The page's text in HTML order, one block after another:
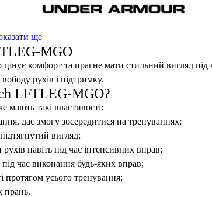
ще
MGO
комфорт та прагне мати стильний вигляд під
рухів і підтримку.
LFTLEG-MGO?
мають такі властивості:
дає змогу зосередитися на тренуваннях;
вигляд;
навіть під час інтенсивних вправ;
час виконання будь-яких вправ;
протягом усього тренування;
прань.